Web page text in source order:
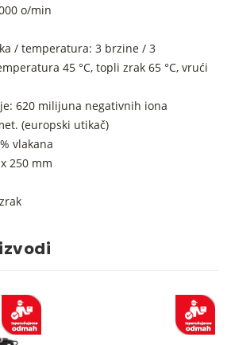
o/min
/ temperatura: 3 brzine / 3
45 °C, topli zrak 65 °C, vrući
620 milijuna negativnih iona
(europski utikač)
vlakana
250 mm